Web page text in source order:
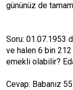
gününüz de
Soru: 01.07.1953
ve halen 6 bin
emekli olabilir?
Cevap: Babanız